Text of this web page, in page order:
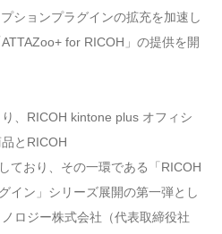
ションプラグインの拡充を加速し
for RICOH」の提供を開
、RICOH kintone plus オフィシ
とRICOH
ており、その一環である「RICOH
イン」シリーズ展開の第一弾とし
ロジー株式会社（代表取締役社